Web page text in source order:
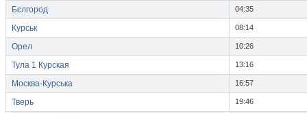
Бєлгород 04:35
Курськ 08:14
Орел 10:26
Тула 1 Курская 13:16
Москва-Курська 16:57
Тверь 19:46